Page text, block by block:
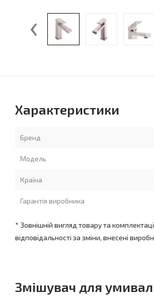
‹
Характеристики
Бренд
Модель
Країна
Гарантія виробника
* Зовнішній вигляд товару та
відповідальності за зміни, внесені
Змішувач для